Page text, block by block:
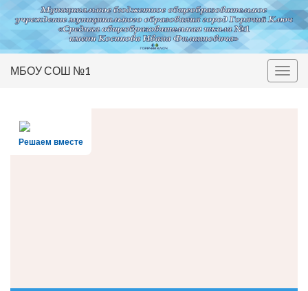
Вкл/
МБОУ СОШ №1
Решаем вместе